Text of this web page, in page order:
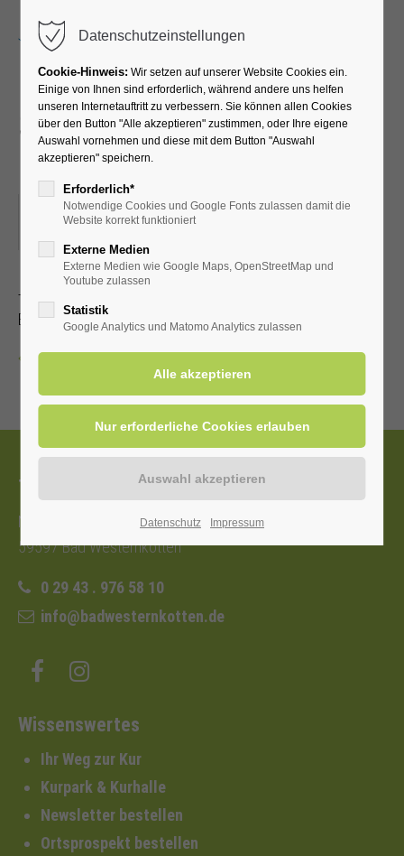
Siggi Raskop – großes
Musikrepertoire
22.05.2026, 19:30
- lassen Sie sich überraschen!
Eintritt frei
Zurück
Tourist-Information
Nordstraße 2b
59597 Bad Westernkotten
0 29 43 . 976 58 10
info@badwesternkotten.de
Wissenswertes
Ihr Weg zur Kur
Kurpark & Kurhalle
Newsletter bestellen
Ortsprospekt bestellen
Datenschutzeinstellungen
Cookie-Hinweis: Wir setzen auf unserer Website Cookies ein.
Einige von Ihnen sind erforderlich, während andere uns helfen
unseren Internetauftritt zu verbessern. Sie können allen Cookies
über den Button "Alle akzeptieren" zustimmen, oder Ihre eigene
Auswahl vornehmen und diese mit dem Button "Auswahl
akzeptieren" speichern.
Erforderlich*
Notwendige Cookies und Google Fonts zulassen damit die
Website korrekt funktioniert
Externe Medien
Externe Medien wie Google Maps, OpenStreetMap und
Youtube zulassen
Statistik
Google Analytics und Matomo Analytics zulassen
Datenschutz Impressum